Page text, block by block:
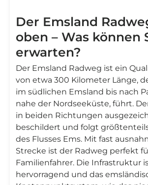
Der Emsland
oben – Was können
erwarten?
Der Emsland Radweg ist ein
von etwa 300 Kilometer Länge,
im südlichen Emsland bis nach
nahe der Nordseeküste, führt.
in beiden Richtungen
beschildert und folgt
des Flusses Ems. Mit fast
Strecke ist der Radweg perfekt
Familienfahrer. Die Infrastruktur
hervorragend und das